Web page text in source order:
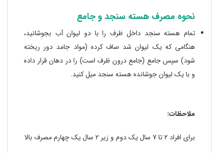
نحوه مصرف هسته سنجد و جامع
تمام هسته سنجد داخل ظرف را با دو لیوان آب بجوشانید،
هنگامی که یک لیوان شد صاف کرده (مواد جامد دور ریخته
شود) سپس جامع (جامع درون ظرف است) را در دهان قرار داده
و با یک لیوان جوشانده هسته سنجد میل کنید.
ملاحظات:
برای افراد 2 تا 7 سال یک دوم و زیر 2 سال یک چهارم مصرف بالا